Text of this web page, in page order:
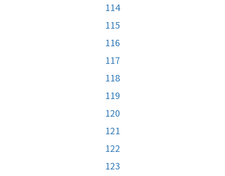
114
115
116
117
118
119
120
121
122
123